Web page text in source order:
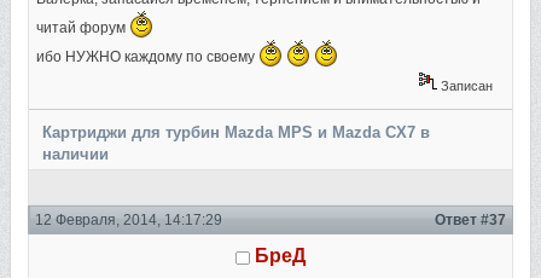
читай форум
ибо НУЖНО каждому по своему
Записан
Картриджи для турбин Mazda MPS и Mazda CX7 в
наличии
12 Февраля, 2014, 14:17:29 Ответ #37
БреД